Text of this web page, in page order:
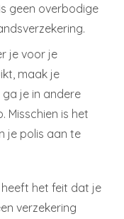
is geen overbodige
je voor je
maak je
je in andere
Misschien is het
je polis aan te
het feit dat je
verzekering